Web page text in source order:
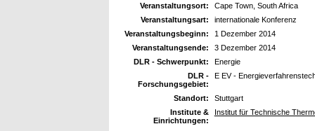
Veranstaltungsort:
Cape Town, South Africa
Veranstaltungsart:
internationale Konferenz
Veranstaltungsbeginn:
1 Dezember 2014
Veranstaltungsende:
3 Dezember 2014
DLR - Schwerpunkt:
Energie
DLR -
Forschungsgebiet:
E EV -
Standort:
Stuttgart
Institute &
Einrichtungen:
Institut für Technische